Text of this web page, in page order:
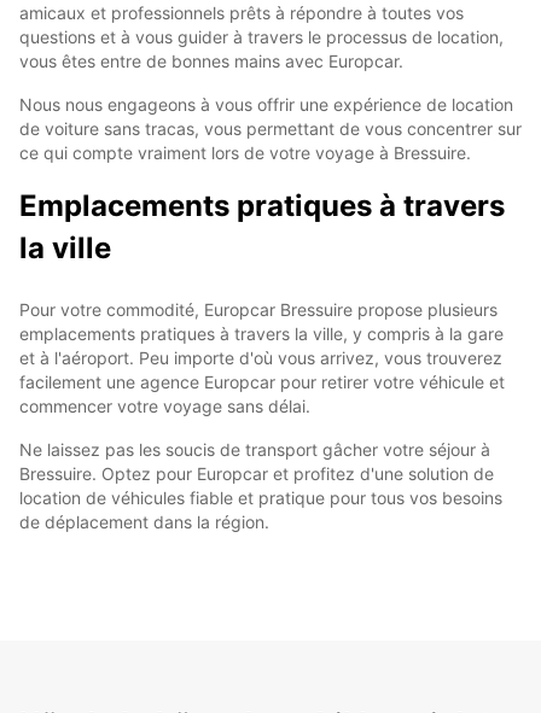
amicaux et professionnels prêts à répondre à toutes vos
questions et à vous guider à travers le processus de location,
vous êtes entre de bonnes mains avec Europcar.
Nous nous engageons à vous offrir une expérience de location
de voiture sans tracas, vous permettant de vous concentrer sur
ce qui compte vraiment lors de votre voyage à Bressuire.
Emplacements pratiques à travers
la ville
Pour votre commodité, Europcar Bressuire propose plusieurs
emplacements pratiques à travers la ville, y compris à la gare
et à l'aéroport. Peu importe d'où vous arrivez, vous trouverez
facilement une agence Europcar pour retirer votre véhicule et
commencer votre voyage sans délai.
Ne laissez pas les soucis de transport gâcher votre séjour à
Bressuire. Optez pour Europcar et profitez d'une solution de
location de véhicules fiable et pratique pour tous vos besoins
de déplacement dans la région.